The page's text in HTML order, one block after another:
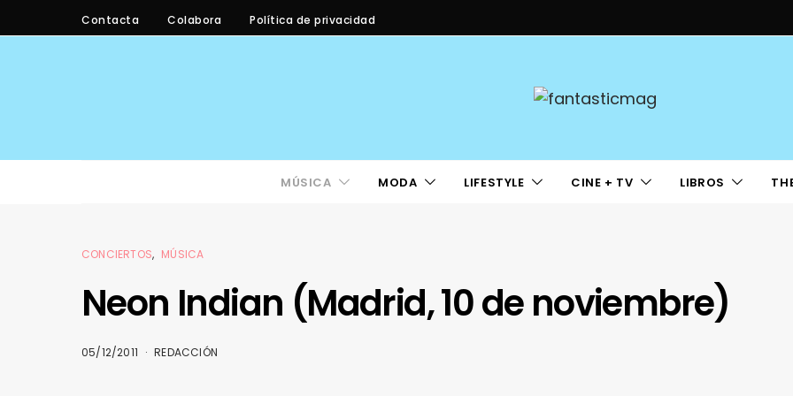
Contacta Colabora Política de privacidad
MÚSICA MODA LIFESTYLE CINE + TV LIBROS
CONCIERTOS MÚSICA
Neon Indian (Madrid, 10 de noviembre)
05/12/2011 REDACCIÓN